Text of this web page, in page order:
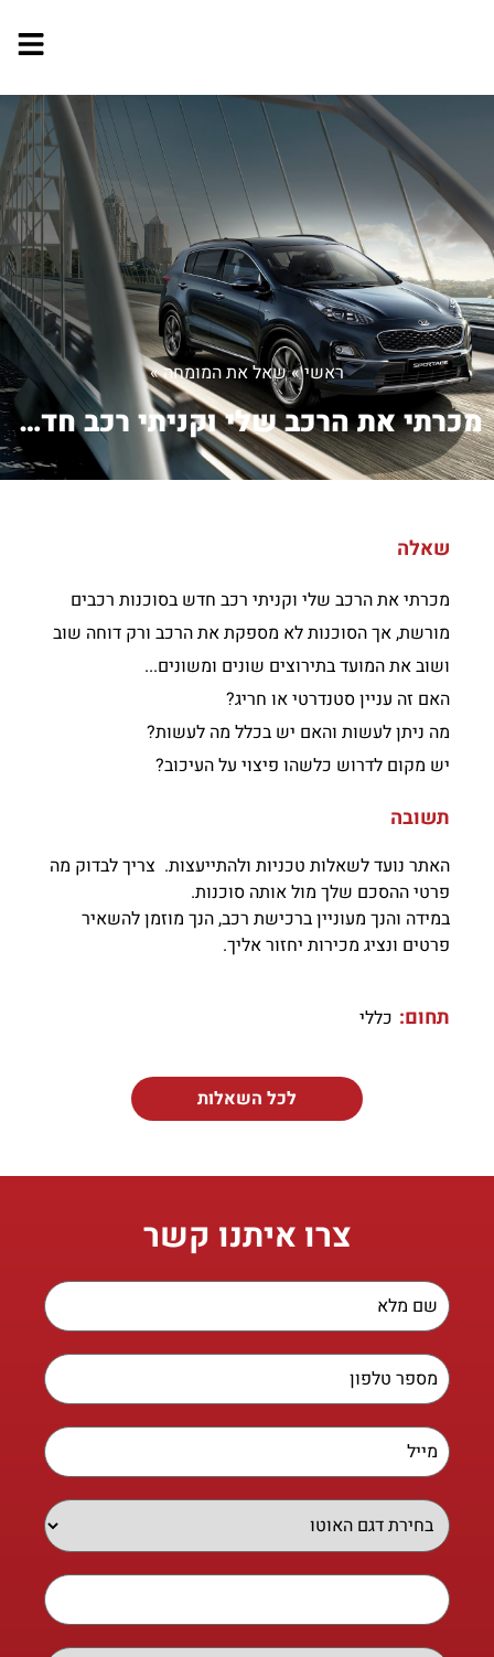
ראשי»שאל את המומחה»
מכרתי את הרכב שלי וקניתי רכב חדש בסוכ...
שאלה
מכרתי את הרכב שלי וקניתי רכב חדש בסוכנות רכבים
מורשת, אך הסוכנות לא מספקת את הרכב ורק דוחה שוב
ושוב את המועד בתירוצים שונים ומשונים...
האם זה עניין סטנדרטי או חריג?
מה ניתן לעשות והאם יש בכלל מה לעשות?
יש מקום לדרוש כלשהו פיצוי על העיכוב?
תשובה
האתר נועד לשאלות טכניות ולהתייעצות. צריך לבדוק מה
פרטי ההסכם שלך מול אותה סוכנות.
במידה והנך מעוניין ברכישת רכב, הנך מוזמן להשאיר
פרטים ונציג מכירות יחזור אליך.
תחום: כללי
לכל השאלות
צרו איתנו קשר